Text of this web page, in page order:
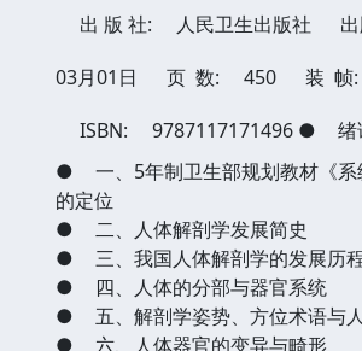
出 版 社: 人民卫生出版社
03月01日
页 数: 450 装 帧:
ISBN:
9787117171496 ●
绪
●
一、5年制卫生部规划教材《
的定位
●
二、人体解剖学发展简史
●
三、我国人体解剖学的发展历
●
四、人体的分部与器官系统
●
五、解剖学姿势、方位术语与
●
六、人体器官的变异与畸形